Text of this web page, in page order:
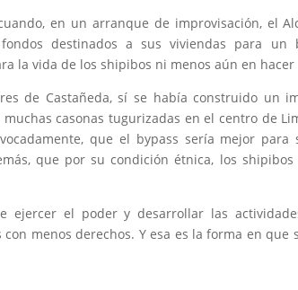
en un arranque de improvisación, el
destinados a sus viviendas para un
la vida de los shipibos ni menos aún en
de Castañeda, sí se había construido un
casonas tugurizadas en el centro de
que el bypass sería mejor
que por su condición étnica, los shipibos
ejercer el poder y desarrollar las
menos derechos. Y esa es la forma en que